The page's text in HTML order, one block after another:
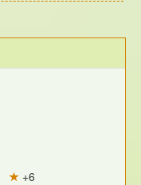
+6